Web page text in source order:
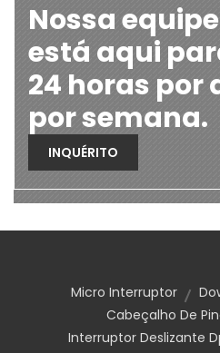
Nossa
está aqui
24 horas por
por semana.
INQUÉRITO
Micro Interruptor
Cabeçalho De
Interruptor Deslizante